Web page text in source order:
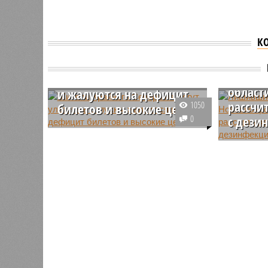
Жители Крайнего Севера
и жалуются на дефицит
билетов и высокие цены
Жители отдаленных северных
1050
0
с